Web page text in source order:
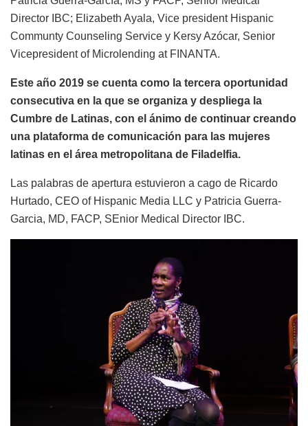
Director IBC; Elizabeth Ayala, Vice president Hispanic
Communty Counseling Service y Kersy Azócar, Senior
Vicepresident of Microlending at FINANTA.
Este año 2019 se cuenta como la tercera oportunidad
consecutiva en la que se organiza y despliega la
Cumbre de Latinas, con el ánimo de continuar creando
una plataforma de comunicación para las mujeres
latinas en el área metropolitana de Filadelfia.
Las palabras de apertura estuvieron a cago de Ricardo
Hurtado, CEO of Hispanic Media LLC y Patricia Guerra-
Garcia, MD, FACP, SEnior Medical Director IBC.